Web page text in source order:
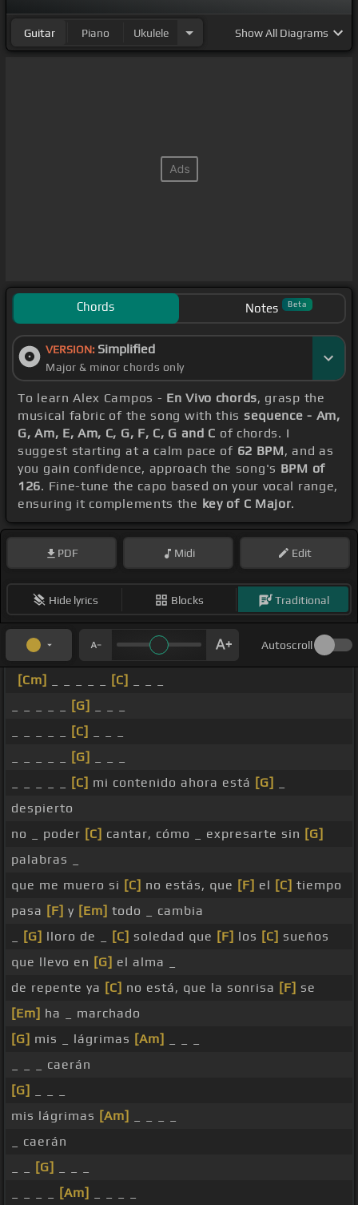
Guitar Piano Ukulele ShowAll Diagrams
Chords Notes Beta
VERSION: Simplified
Major & minor chords only
To learn Alex Campos - En Vivo chords, grasp the
musical fabric of the song with this sequence - Am,
G, Am, E, Am, C, G, F, C, G and C of chords. I
suggest starting at a calm pace of 62 BPM, and as
you gain confidence, approach the song's BPM of
126. Fine-tune the capo based on your vocal range,
ensuring it complements the key of C Major.
PDF Midi Edit
Hide lyrics Blocks Traditional
Autoscroll
[Cm] [C]
[G]
[C]
[G]
[C] mi contenido ahora está [G]
despierto
no _ poder [C] cantar, cómo _ expresarte sin [G]
palabras _
que me muero si [C] no estás, que [F] el [C] tiempo
pasa [F] y [Em] todo _ cambia
[G] lloro de _ [C] soledad que [F] los [C] sueños
que llevo en [G] el alma _
de repente ya [C] no está, que la sonrisa [F] se
[Em] ha _ marchado
[G] mis _ lágrimas [Am]
_ _ _ caerán
[G]
mis lágrimas [Am]
_ caerán
[G]
[Am]